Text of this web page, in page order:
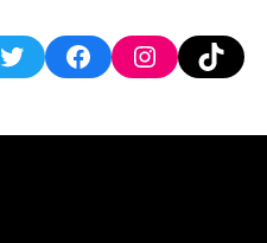
TwitterFacebookInstagram
TikTok